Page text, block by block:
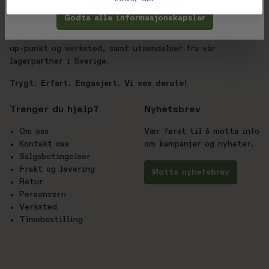
erfaring innen sport og friluftsliv. Nettbutikken har
up-punkt og verksted, samt utsendelser fra vår
lagerpartner i Sverige.
Trygt. Erfart. Engasjert. Vi ses derute!
Trenger du hjelp?
Om oss
Kontakt oss
Salgsbetingelser
Frakt og levering
Retur
Personvern
Verksted
Timebestilling
Nyhetsbrev
Vær først til å motta info
om kampanjer og nyheter.
Motta nyhetsbrev
Godta alle informasjonskapsler